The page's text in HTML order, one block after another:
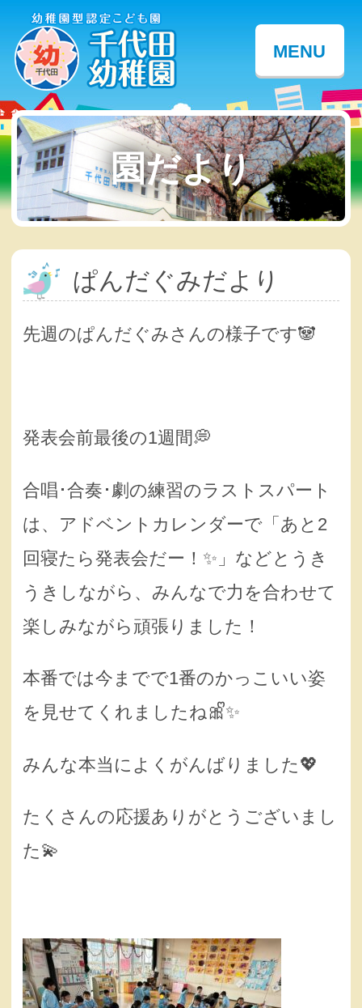
MENU
園だより
ぱんだぐみだより
先週のぱんだぐみさんの様子です🐼
発表会前最後の1週間💭
合唱･合奏･劇の練習のラストスパート
は、アドベントカレンダーで「あと2
回寝たら発表会だー！✨️」などとうき
うきしながら、みんなで力を合わせて
楽しみながら頑張りました！
本番では今までで1番のかっこいい姿
を見せてくれましたね🎀ᩚ✨
みんな本当によくがんばりました💖
たくさんの応援ありがとうございまし
た💫